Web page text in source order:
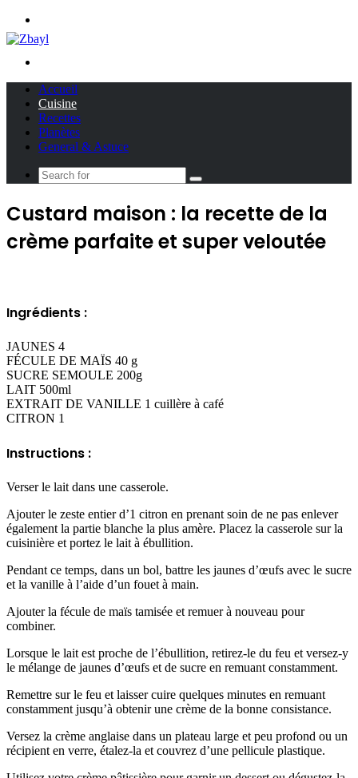
Accueil
Cuisine
Recettes
Planètes
General & Astuce
Search
Custard maison : la recette de la
crème parfaite et super veloutée
Ingrédients :
JAUNES 4
FÉCULE DE MAÏS 40 g
SUCRE SEMOULE 200g
LAIT 500ml
EXTRAIT DE VANILLE 1 cuillère à café
CITRON 1
Instructions :
Verser le lait dans une casserole.
Ajouter le zeste entier d’1 citron en prenant soin de ne pas enlever
également la partie blanche la plus amère. Placez la casserole sur la
cuisinière et portez le lait à ébullition.
Pendant ce temps, dans un bol, battre les jaunes d’œufs avec le sucre
et la vanille à l’aide d’un fouet à main.
Ajouter la fécule de maïs tamisée et remuer à nouveau pour
combiner.
Lorsque le lait est proche de l’ébullition, retirez-le du feu et versez-y
le mélange de jaunes d’œufs et de sucre en remuant constamment.
Remettre sur le feu et laisser cuire quelques minutes en remuant
constamment jusqu’à obtenir une crème de la bonne consistance.
Versez la crème anglaise dans un plateau large et peu profond ou un
récipient en verre, étalez-la et couvrez d’une pellicule plastique.